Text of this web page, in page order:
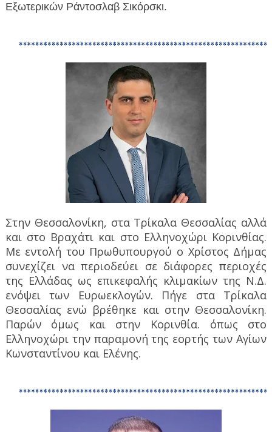
Εξωτερικών Ράντοσλαβ Σικόρσκι.
Στην Θεσσαλονίκη, στα Τρίκαλα Θεσσαλίας αλλά
και στο Βραχάτι και στο Ελληνοχώρι Κορινθίας.
Με εντολή του Πρωθυπουργού ο Χρίστος Δήμας
συνεχίζει να περιοδεύει σε διάφορες περιοχές
της Ελλάδας ως επικεφαλής κλιμακίων της Ν.Δ.
ενόψει των Ευρωεκλογών. Πήγε στα Τρίκαλα
Θεσσαλίας ενώ βρέθηκε και στην Θεσσαλονίκη.
Παρών όμως και στην Κορινθία. όπως στο
Ελληνοχώρι την παραμονή της εορτής των Αγίων
Κωνσταντίνου και Ελένης.